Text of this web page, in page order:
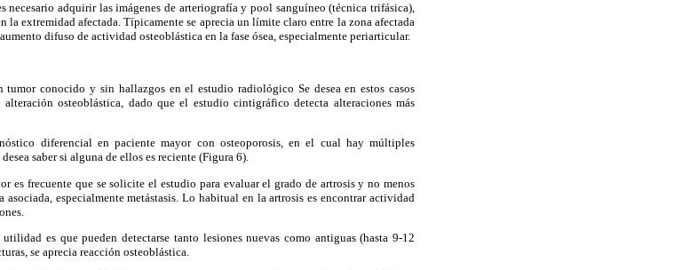
adquirir las imágenes de arteriografía y pool sanguíneo (técnica trifásica),
la extremidad afectada. Típicamente se aprecia un límite claro entre la zona afectada
difuso de actividad osteoblástica en la fase ósea, especialmente periarticular.
tumor conocido y sin hallazgos en el estudio radiológico Se desea en estos casos
osteoblástica, dado que el estudio cintigráfico detecta alteraciones más
diferencial en paciente mayor con osteoporosis, en el cual hay múltiples
saber si alguna de ellos es reciente (Figura 6).
es frecuente que se solicite el estudio para evaluar el grado de artrosis y no menos
especialmente metástasis. Lo habitual en la artrosis es encontrar actividad
es que pueden detectarse tanto lesiones nuevas como antiguas (hasta 9-12
se aprecia reacción osteoblástica.